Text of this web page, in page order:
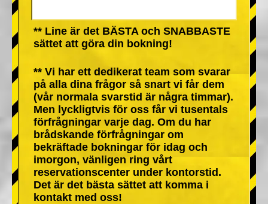
** Line är det BÄSTA och SNABBASTE
sättet att göra din bokning!
** Vi har ett dedikerat team som svarar
på alla dina frågor så snart vi får dem
(vår normala svarstid är några timmar).
Men lyckligtvis för oss får vi tusentals
förfrågningar varje dag. Om du har
brådskande förfrågningar om
bekräftade bokningar för idag och
imorgon, vänligen ring vårt
reservationscenter under kontorstid.
Det är det bästa sättet att komma i
kontakt med oss!